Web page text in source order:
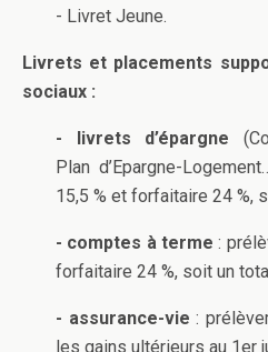
- Livret Jeune.
Livrets et placements
sociaux :
- livrets d’épargne
Plan d’Epargne-
15,5 % et forfaitaire 24 %,
- comptes à terme :
forfaitaire 24 %, soit un
- assurance-vie :
les gains ultérieurs au 1er